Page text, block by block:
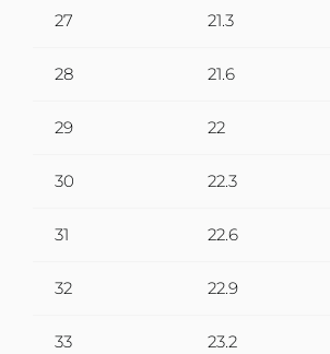
27 21.3
28 21.6
29 22
30 22.3
31 22.6
32 22.9
33 23.2